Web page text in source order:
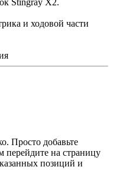
и ходовой части
Просто добавьте
перейдите на страницу
позиций и